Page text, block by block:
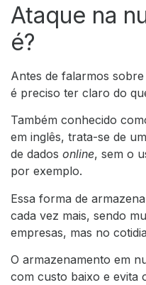
Ataque na
é?
Antes de falarmos
é preciso ter claro do
Também conhecido
em inglês, trata-se de
de dados online, sem o
por exemplo.
Essa forma de
cada vez mais, sendo
empresas, mas no
O armazenamento em
com custo baixo e evita